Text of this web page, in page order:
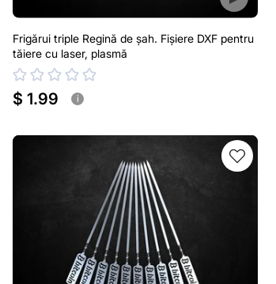
Frigărui triple Regină de șah. Fișiere DXF pentru
tăiere cu laser, plasmă
$ 1.99 i